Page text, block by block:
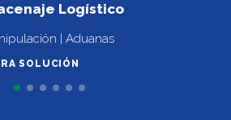
Logístico
| Aduanas
SOLUCIÓN